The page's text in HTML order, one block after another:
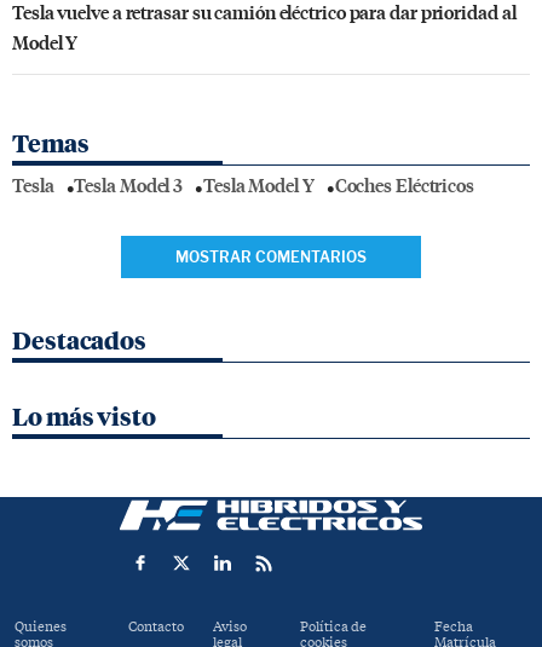
Tesla vuelve a retrasar su camión eléctrico para dar prioridad al
Model Y
Temas
Tesla Tesla Model 3 Tesla Model Y Coches Eléctricos
MOSTRAR COMENTARIOS
Destacados
Lo más visto
Quienes
somos
Contacto Aviso
legal
Política de
cookies
Fecha
Matrícula